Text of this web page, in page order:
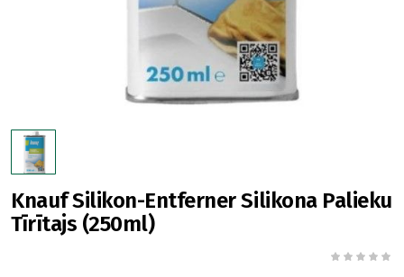
Knauf Silikon-Entferner Silikona Palieku
Tīrītajs (250ml)